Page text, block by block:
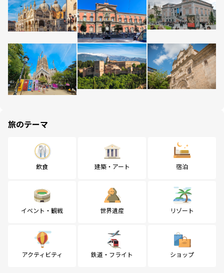
旅のテーマ
飲食 建築・アート 宿泊
イベント・観戦 世界遺産 リゾート
アクティビティ 鉄道・フライト ショップ